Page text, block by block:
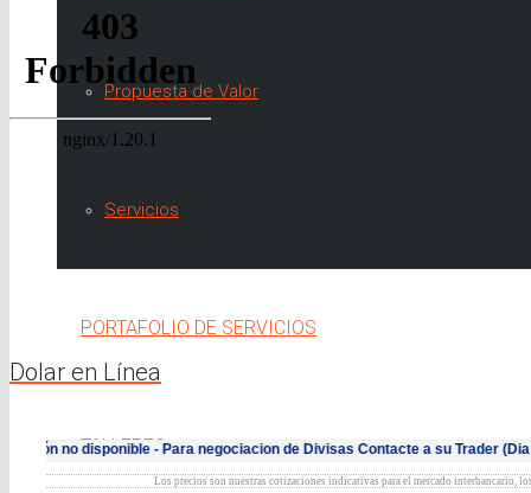
Propuesta de Valor
Servicios
PORTAFOLIO DE SERVICIOS
TALLERES
Dolar en Línea